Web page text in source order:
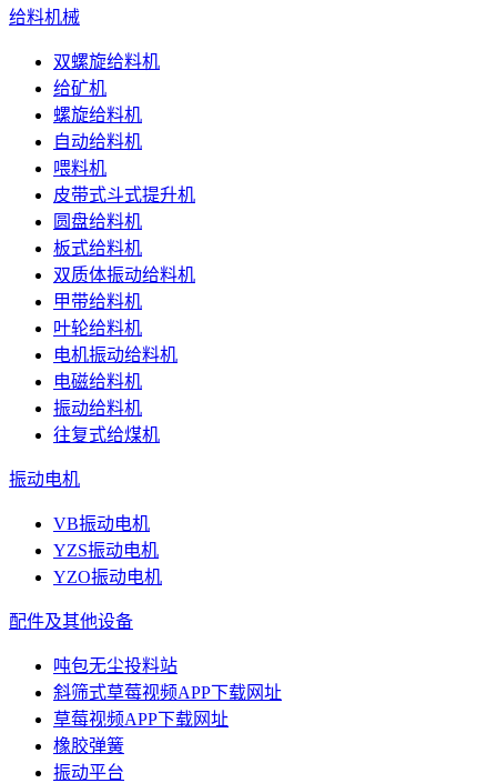
给料机械
双螺旋给料机
给矿机
螺旋给料机
自动给料机
喂料机
皮带式斗式提升机
圆盘给料机
板式给料机
双质体振动给料机
甲带给料机
叶轮给料机
电机振动给料机
电磁给料机
振动给料机
往复式给煤机
振动电机
VB振动电机
YZS振动电机
YZO振动电机
配件及其他设备
吨包无尘投料站
斜筛式草莓视频APP下载网址
草莓视频APP下载网址
橡胶弹簧
振动平台